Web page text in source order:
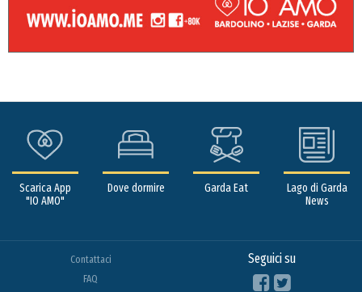
Scarica App
"IO AMO"
Dove dormire Garda Eat
Lago di Garda
News
Contattaci
FAQ
Seguici su